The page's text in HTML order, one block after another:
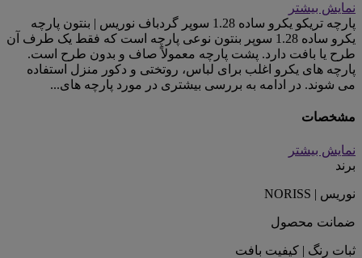
نمایش بیشتر
پارچه تریکو یکرو ساده 1.28 سوپر گردباف نوریس | بنتون پارچه
یکرو ساده 1.28 سوپر بنتون نوعی پارچه است که فقط یک طرف آن
طرح یا بافت دارد. پشت پارچه معمولاً صاف و بدون طرح است.
پارچه های یکرو اغلب برای لباس، روتختی و دکور منزل استفاده
می شوند. در ادامه به بررسی بیشتری در مورد پارچه های...
مشخصات
نمایش بیشتر
برند
نوریس | NORISS
ضمانت محصول
ثبات رنگ | کیفیت بافت